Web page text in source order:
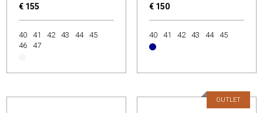
€ 155
40 41 42 43 44
45
46
47
€ 150
40 41 42 43 44 45
OUTLET